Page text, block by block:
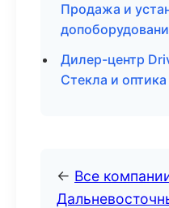
Продажа и
Дилер-центр
Стекла и
← Все